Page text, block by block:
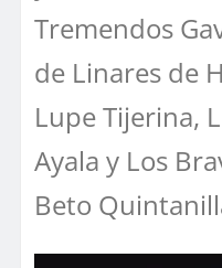
Tremendos
de Linares de
Lupe Tijerina,
Ayala y Los
Beto